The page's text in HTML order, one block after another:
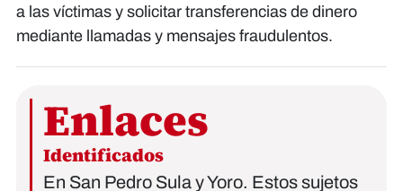
a las víctimas y solicitar transferencias de dinero
mediante llamadas y mensajes fraudulentos.
Enlaces
Identificados
En San Pedro Sula y Yoro. Estos sujetos